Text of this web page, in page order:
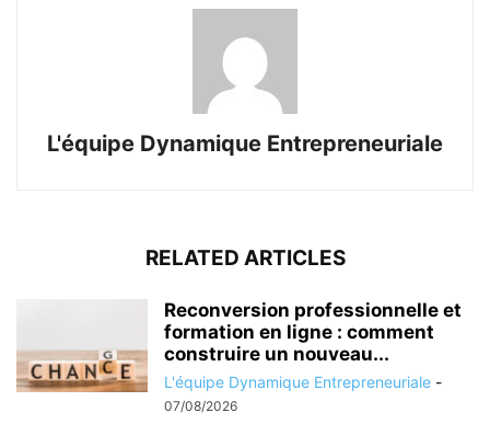
L'équipe Dynamique Entrepreneuriale
RELATED ARTICLES
Reconversion professionnelle et
formation en ligne : comment
construire un nouveau...
L'équipe Dynamique Entrepreneuriale -
07/08/2026